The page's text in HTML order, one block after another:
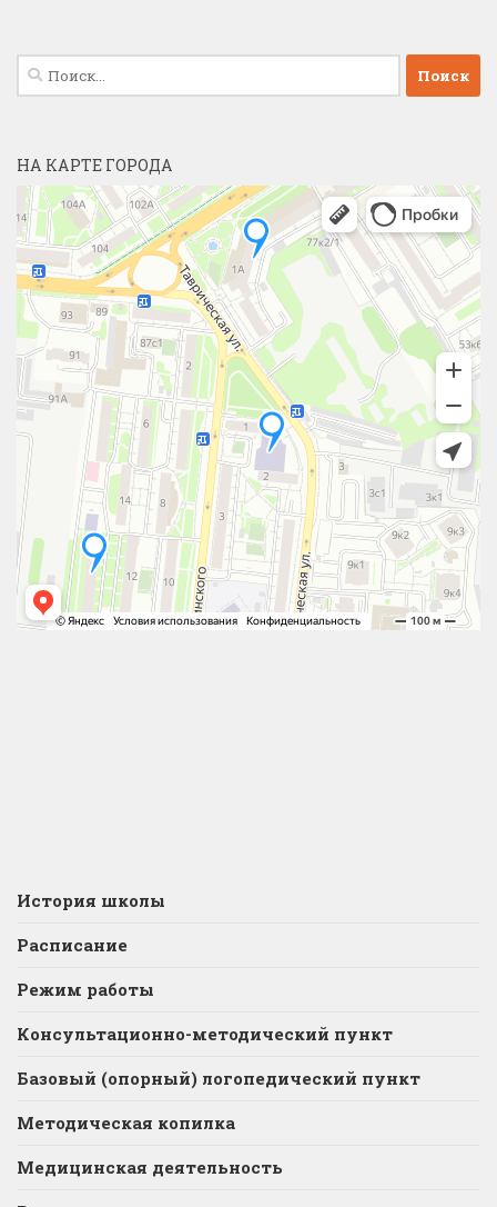
Найти:
НА КАРТЕ ГОРОДА
История школы
Расписание
Режим работы
Консультационно-методический пункт
Базовый (опорный) логопедический пункт
Методическая копилка
Медицинская деятельность